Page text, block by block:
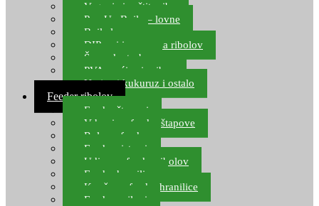
Vaganje i zaštita ribe
Pop Up Boile – lovne
Boile lovne
DIP-ovi i arome za ribolov
Šaranske torbe
PVA vrećice i pribor
Umjetni kukuruz i ostalo
Feeder ribolov
Feeder štapovi
Vrhovi za feeder štapove
Role za feeder
Feeder sistemi
Udice za feeder ribolov
Feeder hranilice
Kopče za feeder hranilice
Feeder najloni